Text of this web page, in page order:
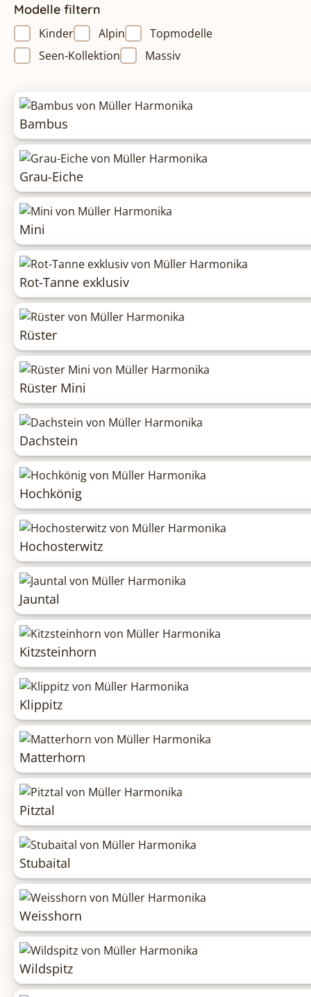
Modelle filtern
Kinder Alpin
Topmodelle
Seen-Kollektion
Massiv
Bambus
Grau-Eiche
Mini
Rot-Tanne exklusiv
Rüster
Rüster Mini
Dachstein
Hochkönig
Hochosterwitz
Jauntal
Kitzsteinhorn
Klippitz
Matterhorn
Pitztal
Stubaital
Weisshorn
Wildspitz